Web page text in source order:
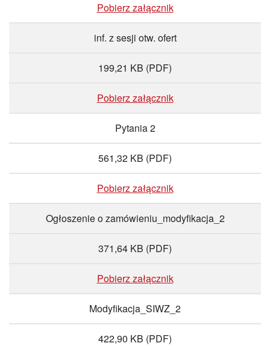
Pobierz załącznik
inf. z sesji otw. ofert
199,21 KB (PDF)
Pobierz załącznik
Pytania 2
561,32 KB (PDF)
Pobierz załącznik
Ogłoszenie o zamówieniu_modyfikacja_2
371,64 KB (PDF)
Pobierz załącznik
Modyfikacja_SIWZ_2
422,90 KB (PDF)